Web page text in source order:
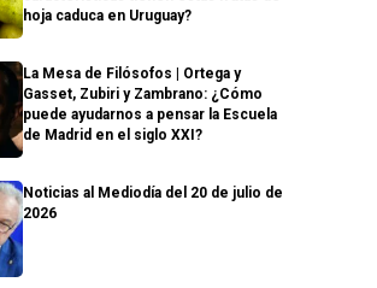
hoja caduca en Uruguay?
La Mesa de Filósofos | Ortega y
Gasset, Zubiri y Zambrano: ¿Cómo
puede ayudarnos a pensar la Escuela
de Madrid en el siglo XXI?
Noticias al Mediodía del 20 de julio de
2026